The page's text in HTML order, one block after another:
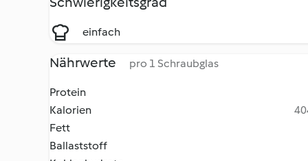
einfach
Nährwerte pro 1 Schraubglas
Protein
Kalorien
Fett
Ballaststoff